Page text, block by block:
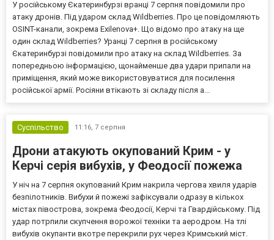
У російському Єкатеринбурзі вранці 7 серпня повідомили про
атаку дронів. Під ударом склад Wildberries. Про це повідомляють
OSINT-канали, зокрема Exilenova+. Що відомо про атаку на ще
один склад Wildberries? Уранці 7 серпня в російському
Єкатеринбурзі повідомили про атаку на склад Wildberries. За
попередньою інформацією, щонайменше два удари припали на
приміщення, який може використовуватися для посилення
російської армії. Росіяни втікають зі складу після а...
Суспільство 11:16, 7 серпня
Дрони атакують окупований Крим - у
Керчі серія вибухів, у Феодосії пожежа
У ніч на 7 серпня окупований Крим накрила чергова хвиля ударів
безпілотників. Вибухи й пожежі зафіксували одразу в кількох
містах півострова, зокрема Феодосії, Керчі та Гвардійському. Під
удар потрпили скупчення ворожої техніки та аеродром. На тлі
вибухів окупанти вкотре перекрили рух через Кримський міст.